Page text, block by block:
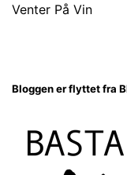
Venter På Vin
Bloggen er flyttet fra